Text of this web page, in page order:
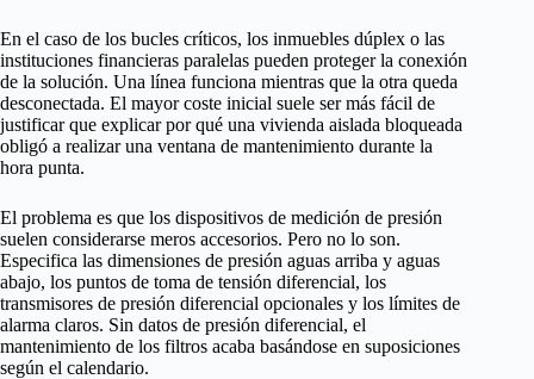
En el caso de los bucles críticos, los inmuebles dúplex o las
instituciones financieras paralelas pueden proteger la conexión
de la solución. Una línea funciona mientras que la otra queda
desconectada. El mayor coste inicial suele ser más fácil de
justificar que explicar por qué una vivienda aislada bloqueada
obligó a realizar una ventana de mantenimiento durante la
hora punta.
El problema es que los dispositivos de medición de presión
suelen considerarse meros accesorios. Pero no lo son.
Especifica las dimensiones de presión aguas arriba y aguas
abajo, los puntos de toma de tensión diferencial, los
transmisores de presión diferencial opcionales y los límites de
alarma claros. Sin datos de presión diferencial, el
mantenimiento de los filtros acaba basándose en suposiciones
según el calendario.